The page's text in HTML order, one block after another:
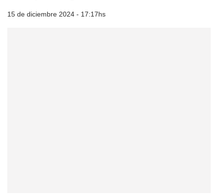
15 de diciembre 2024 - 17:17hs